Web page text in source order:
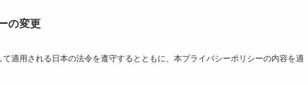
の変更
適用される日本の法令を遵守するとともに、本プライバシーポリシーの内容を適